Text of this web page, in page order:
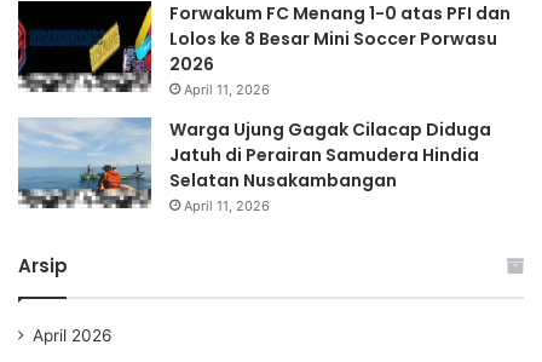
Forwakum FC Menang 1-0 atas PFI dan
Lolos ke 8 Besar Mini Soccer Porwasu
2026
April 11, 2026
Warga Ujung Gagak Cilacap Diduga
Jatuh di Perairan Samudera Hindia
Selatan Nusakambangan
April 11, 2026
Arsip
April 2026